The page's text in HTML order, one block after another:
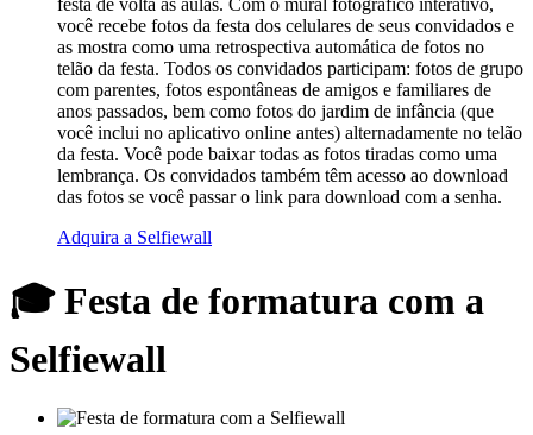
festa de volta às aulas. Com o mural fotográfico interativo,
você recebe fotos da festa dos celulares de seus convidados e
as mostra como uma retrospectiva automática de fotos no
telão da festa. Todos os convidados participam: fotos de grupo
com parentes, fotos espontâneas de amigos e familiares de
anos passados, bem como fotos do jardim de infância (que
você inclui no aplicativo online antes) alternadamente no telão
da festa. Você pode baixar todas as fotos tiradas como uma
lembrança. Os convidados também têm acesso ao download
das fotos se você passar o link para download com a senha.
Adquira a Selfiewall
🎓 Festa de formatura com a
Selfiewall